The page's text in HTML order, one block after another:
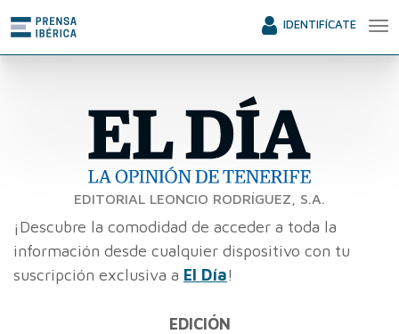
IDENTIFÍCATE
EDITORIAL LEONCIO RODRÍGUEZ, S.A.
¡Descubre la comodidad de acceder a toda la
información desde cualquier dispositivo con tu
suscripción exclusiva a El Día!
EDICIÓN